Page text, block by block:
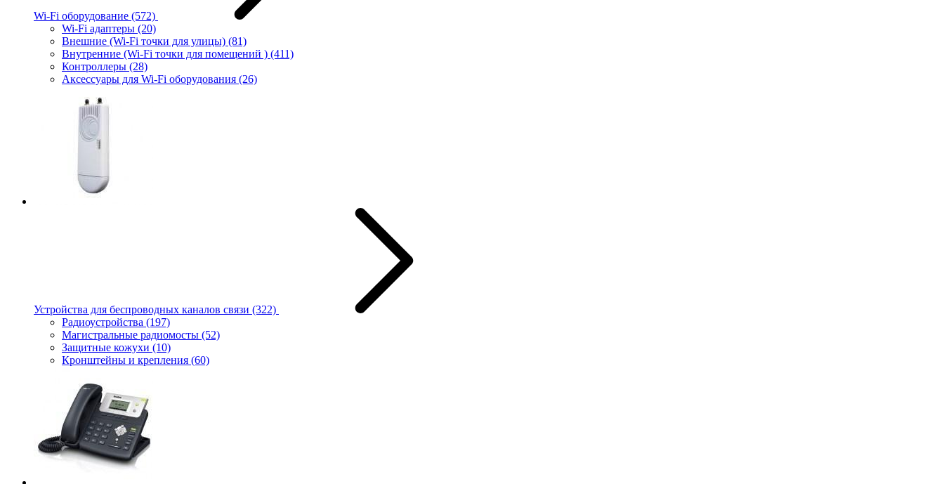
Wi-Fi оборудование (572)
Wi-Fi адаптеры (20)
Внешние (Wi-Fi точки для улицы) (81)
Внутренние (Wi-Fi точки для помещений ) (411)
Контроллеры (28)
Аксессуары для Wi-Fi оборудования (26)
Устройства для беспроводных каналов связи (322)
Радиоустройства (197)
Магистральные радиомосты (52)
Защитные кожухи (10)
Кронштейны и крепления (60)